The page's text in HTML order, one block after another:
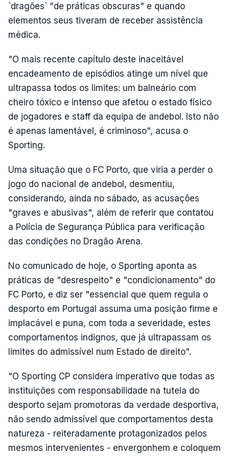
`dragões` "de práticas obscuras" e quando
elementos seus tiveram de receber assistência
médica.
"O mais recente capítulo deste inaceitável
encadeamento de episódios atinge um nível que
ultrapassa todos os limites: um balneário com
cheiro tóxico e intenso que afetou o estado físico
de jogadores e staff da equipa de andebol. Isto não
é apenas lamentável, é criminoso", acusa o
Sporting.
Uma situação que o FC Porto, que viria a perder o
jogo do nacional de andebol, desmentiu,
considerando, ainda no sábado, as acusações
"graves e abusivas", além de referir que contatou
a Polícia de Segurança Pública para verificação
das condições no Dragão Arena.
No comunicado de hoje, o Sporting aponta as
práticas de "desrespeito" e "condicionamento" do
FC Porto, e diz ser "essencial que quem regula o
desporto em Portugal assuma uma posição firme e
implacável e puna, com toda a severidade, estes
comportamentos indignos, que já ultrapassam os
limites do admissível num Estado de direito".
"O Sporting CP considera imperativo que todas as
instituições com responsabilidade na tutela do
desporto sejam promotoras da verdade desportiva,
não sendo admissível que comportamentos desta
natureza - reiteradamente protagonizados pelos
mesmos intervenientes - envergonhem e coloquem